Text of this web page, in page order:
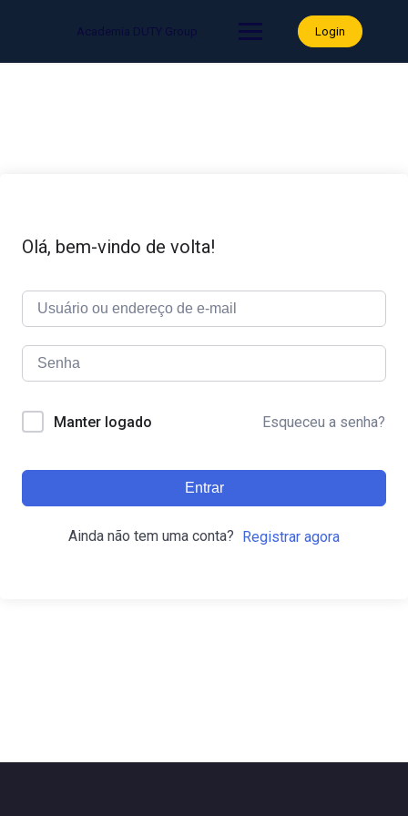
Academia DUTY Group Login
Olá, bem-vindo de volta!
Manter logado Esqueceu a senha?
Entrar
Ainda não tem uma conta? Registrar agora